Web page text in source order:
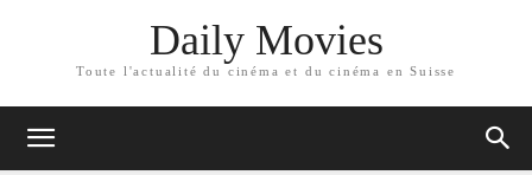
Daily Movies
Toute l'actualité du cinéma et du cinéma en Suisse